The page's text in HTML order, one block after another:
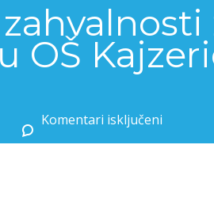
OŠ
Komentari isključeni